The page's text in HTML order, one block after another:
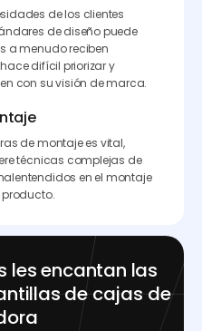
de los clientes
de diseño puede
a menudo reciben
difícil priorizar y
con su visión de marca.
de montaje es vital,
técnicas complejas de
en el montaje
les encantan las
de cajas de